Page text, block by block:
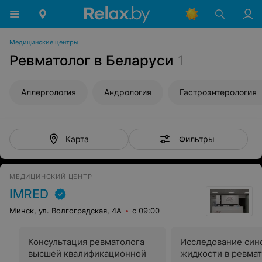
Медицинские центры
Ревматолог в Беларуси 1
Аллергология Андрология Гастроэнтерология
Карта Фильтры
МЕДИЦИНСКИЙ ЦЕНТР
IMRED
Минск, ул. Волгоградская, 4А с 09:00
Консультация ревматолога
высшей квалификационной
Исследование
жидкости в